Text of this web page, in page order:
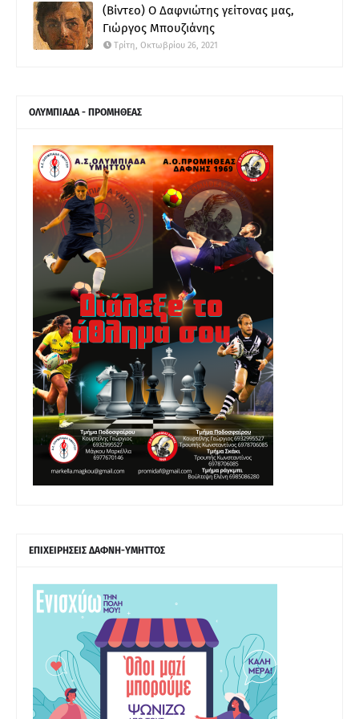
(Βίντεο) Ο Δαφνιώτης γείτονας μας,
Γιώργος Μπουζιάνης
Τρίτη, Οκτωβρίου 26, 2021
ΟΛΥΜΠΙΑΔΑ - ΠΡΟΜΗΘΕΑΣ
ΕΠΙΧΕΙΡΗΣΕΙΣ ΔΑΦΝΗ-ΥΜΗΤΤΟΣ